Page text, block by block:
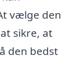
vælge den
sikre, at
den bedst